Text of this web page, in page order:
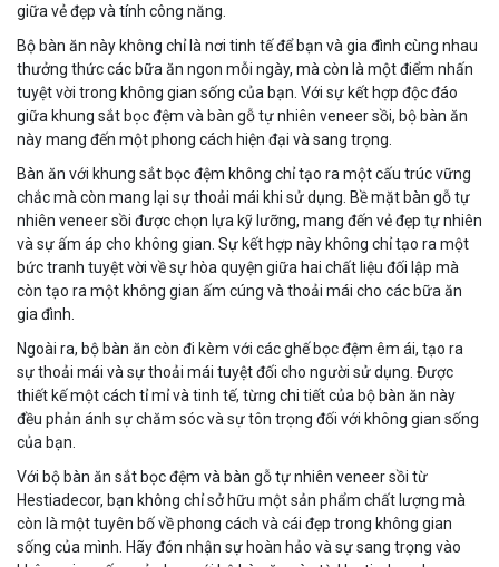
giữa vẻ đẹp và tính công năng.
Bộ bàn ăn này không chỉ là nơi tinh tế để bạn và gia đình cùng nhau
thưởng thức các bữa ăn ngon mỗi ngày, mà còn là một điểm nhấn
tuyệt vời trong không gian sống của bạn. Với sự kết hợp độc đáo
giữa khung sắt bọc đệm và bàn gỗ tự nhiên veneer sồi, bộ bàn ăn
này mang đến một phong cách hiện đại và sang trọng.
Bàn ăn với khung sắt bọc đệm không chỉ tạo ra một cấu trúc vững
chắc mà còn mang lại sự thoải mái khi sử dụng. Bề mặt bàn gỗ tự
nhiên veneer sồi được chọn lựa kỹ lưỡng, mang đến vẻ đẹp tự nhiên
và sự ấm áp cho không gian. Sự kết hợp này không chỉ tạo ra một
bức tranh tuyệt vời về sự hòa quyện giữa hai chất liệu đối lập mà
còn tạo ra một không gian ấm cúng và thoải mái cho các bữa ăn
gia đình.
Ngoài ra, bộ bàn ăn còn đi kèm với các ghế bọc đệm êm ái, tạo ra
sự thoải mái và sự thoải mái tuyệt đối cho người sử dụng. Được
thiết kế một cách tỉ mỉ và tinh tế, từng chi tiết của bộ bàn ăn này
đều phản ánh sự chăm sóc và sự tôn trọng đối với không gian sống
của bạn.
Với bộ bàn ăn sắt bọc đệm và bàn gỗ tự nhiên veneer sồi từ
Hestiadecor, bạn không chỉ sở hữu một sản phẩm chất lượng mà
còn là một tuyên bố về phong cách và cái đẹp trong không gian
sống của mình. Hãy đón nhận sự hoàn hảo và sự sang trọng vào